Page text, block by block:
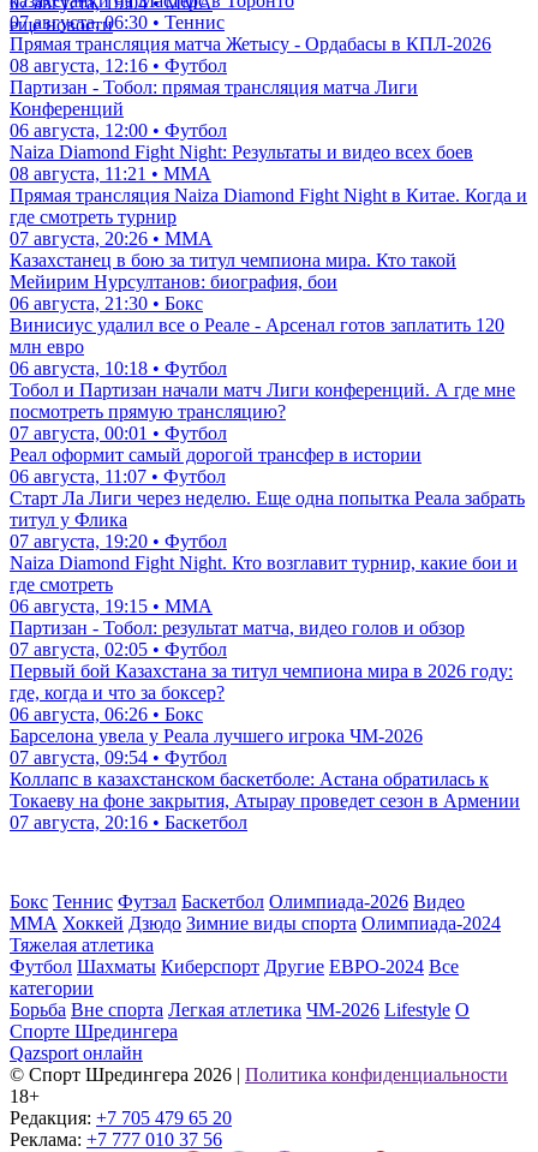
еще новости
07 августа, 06:30 • Теннис
Прямая трансляция матча Жетысу - Ордабасы в КПЛ-2026
08 августа, 12:16 • Футбол
Партизан - Тобол: прямая трансляция матча Лиги
Конференций
06 августа, 12:00 • Футбол
Naiza Diamond Fight Night: Результаты и видео всех боев
08 августа, 11:21 • ММА
Прямая трансляция Naiza Diamond Fight Night в Китае. Когда и
где смотреть турнир
07 августа, 20:26 • ММА
Казахстанец в бою за титул чемпиона мира. Кто такой
Мейирим Нурсултанов: биография, бои
06 августа, 21:30 • Бокс
Винисиус удалил все о Реале - Арсенал готов заплатить 120
млн евро
06 августа, 10:18 • Футбол
Тобол и Партизан начали матч Лиги конференций. А где мне
посмотреть прямую трансляцию?
07 августа, 00:01 • Футбол
Реал оформит самый дорогой трансфер в истории
06 августа, 11:07 • Футбол
Старт Ла Лиги через неделю. Еще одна попытка Реала забрать
титул у Флика
07 августа, 19:20 • Футбол
Naiza Diamond Fight Night. Кто возглавит турнир, какие бои и
где смотреть
06 августа, 19:15 • ММА
Партизан - Тобол: результат матча, видео голов и обзор
07 августа, 02:05 • Футбол
Первый бой Казахстана за титул чемпиона мира в 2026 году:
где, когда и что за боксер?
06 августа, 06:26 • Бокс
Барселона увела у Реала лучшего игрока ЧМ-2026
07 августа, 09:54 • Футбол
Коллапс в казахстанском баскетболе: Астана обратилась к
Токаеву на фоне закрытия, Атырау проведет сезон в Армении
07 августа, 20:16 • Баскетбол
Бокс Теннис Футзал Баскетбол Олимпиада-2026 Видео
ММА Хоккей Дзюдо Зимние виды спорта Олимпиада-2024
Тяжелая атлетика
Футбол Шахматы Киберспорт Другие ЕВРО-2024 Все
категории
Борьба Вне спорта Легкая атлетика ЧМ-2026 Lifestyle О
Спорте Шредингера
Qazsport онлайн
© Cпорт Шредингера 2026 | Политика конфиденциальности
18+
Редакция: +7 705 479 65 20
Реклама: +7 777 010 37 56